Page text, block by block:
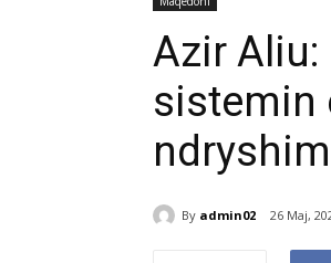
Azir
sistemin
By admin02 26 Maj,